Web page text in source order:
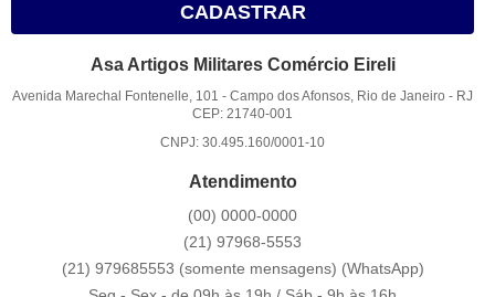
CADASTRAR
Asa Artigos Militares Comércio Eireli
Avenida Marechal Fontenelle, 101 -Campo dos Afonsos, Rio de Janeiro - RJ
CEP: 21740-001
CNPJ: 30.495.160/0001-10
Atendimento
(00) 0000-0000
(21) 97968-5553
(21) 979685553 (somente mensagens) (WhatsApp)